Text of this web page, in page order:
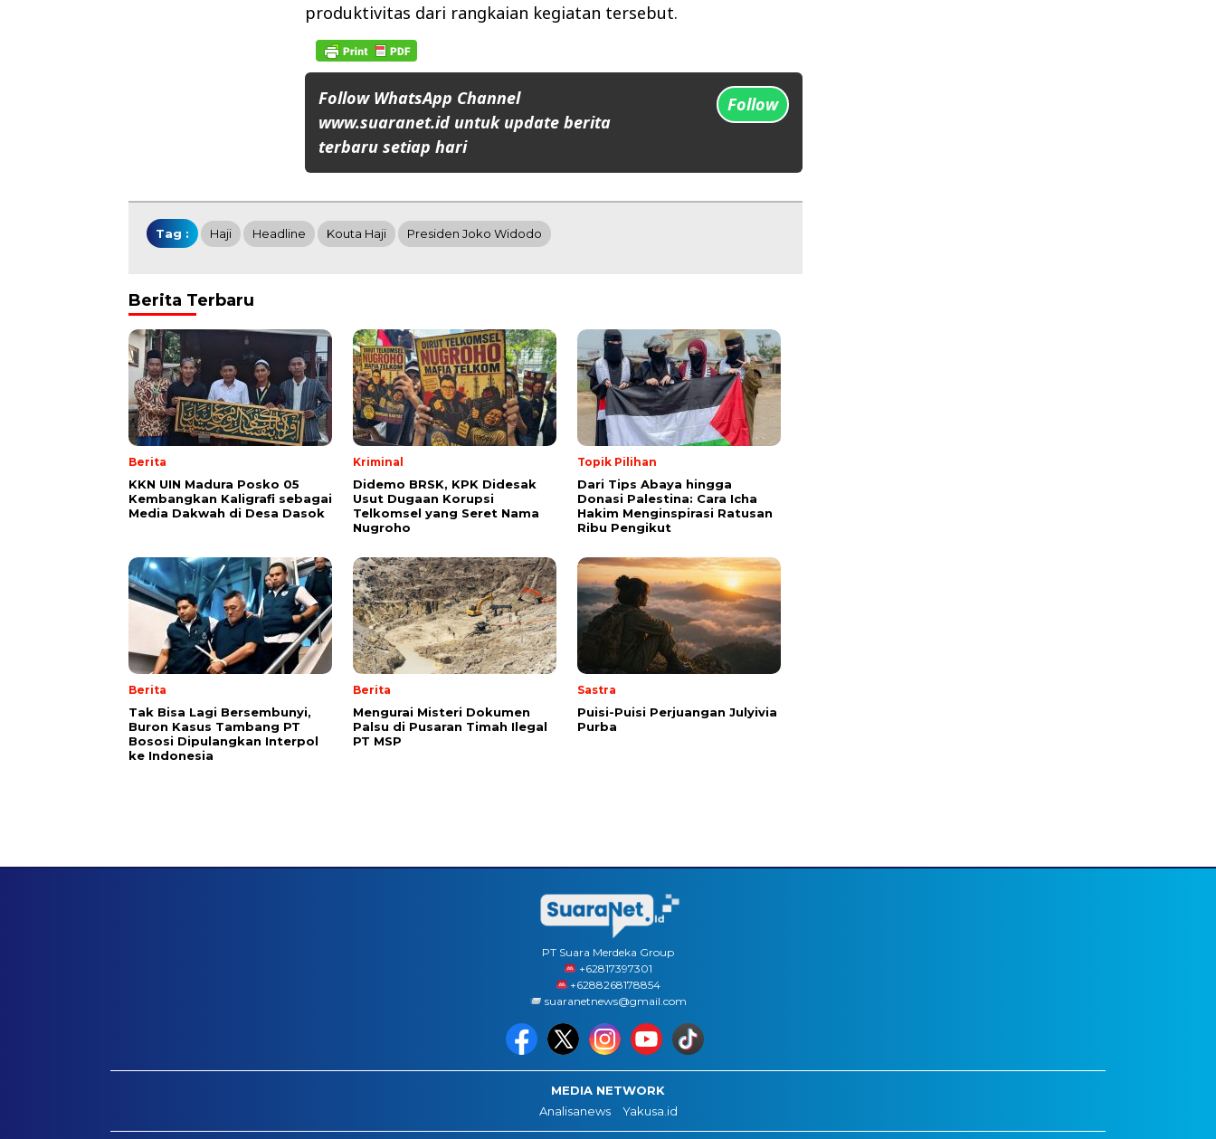
produktivitas dari rangkaian kegiatan tersebut.
Follow WhatsApp Channel
www.suaranet.id untuk update berita
terbaru setiap hari
Follow
Tag : Haji Headline Kouta Haji Presiden Joko Widodo
Berita Terbaru
Berita
KKN UIN Madura Posko 05
Kembangkan Kaligrafi sebagai
Media Dakwah di Desa Dasok
Kriminal
Didemo BRSK, KPK Didesak
Usut Dugaan Korupsi
Telkomsel yang Seret Nama
Nugroho
Topik Pilihan
Dari Tips Abaya hingga
Donasi Palestina: Cara Icha
Hakim Menginspirasi Ratusan
Ribu Pengikut
Berita
Tak Bisa Lagi Bersembunyi,
Buron Kasus Tambang PT
Bososi Dipulangkan Interpol
ke Indonesia
Berita
Mengurai Misteri Dokumen
Palsu di Pusaran Timah Ilegal
PT MSP
Sastra
Puisi-Puisi Perjuangan Julyivia
Purba
PT Suara Merdeka Group
‪+62817397301
+6288268178854
suaranetnews@gmail.com
MEDIA NETWORK
Analisanews
Yakusa.id